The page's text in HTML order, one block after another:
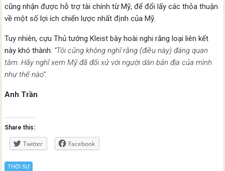
cũng nhận được hỗ trợ tài chính từ Mỹ, để đổi lấy các thỏa thuận
về một số lợi ích chiến lược nhất định của Mỹ.
Tuy nhiên, cựu Thủ tướng Kleist bày hoài nghi rằng loại liên kết
này khó thành. “Tôi cũng không nghĩ rằng (điều này) đáng quan
tâm. Hãy nghĩ xem Mỹ đã đối xử với người dân bản địa của mình
như thế nào”.
Anh Trần
Share this:
Twitter Facebook
THỜI SỰ